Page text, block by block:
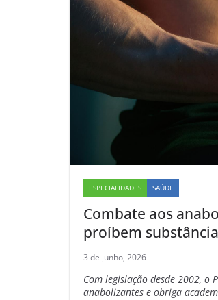
ESPECIALIDADES SAÚDE
Combate aos
proíbem
3 de junho, 2026
Com legislação desde 2002, o
anabolizantes e obriga